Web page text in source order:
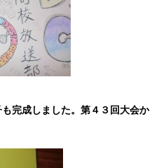
完成しました。第４３回大会か